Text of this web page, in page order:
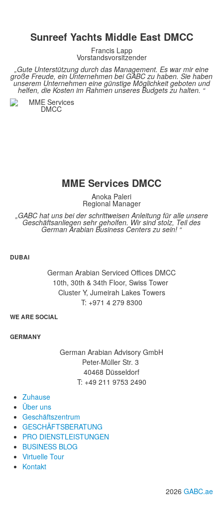
Sunreef Yachts Middle East DMCC
Francis Lapp
Vorstandsvorsitzender
„Gute Unterstützung durch das Management. Es war mir eine
große Freude, ein Unternehmen bei GABC zu haben. Sie haben
unserem Unternehmen eine günstige Möglichkeit geboten und
helfen, die Kosten im Rahmen unseres Budgets zu halten. “
MME Services DMCC
Anoka Paleri
Regional Manager
„GABC hat uns bei der schrittweisen Anleitung für alle unsere
Geschäftsanliegen sehr geholfen. Wir sind stolz, Teil des
German Arabian Business Centers zu sein! “
DUBAI
German Arabian Serviced Offices DMCC
10th, 30th & 34th Floor, Swiss Tower
Cluster Y, Jumeirah Lakes Towers
T: +971 4 279 8300
WE ARE SOCIAL
GERMANY
German Arabian Advisory GmbH
Peter-Müller Str. 3
40468 Düsseldorf
T: +49 211 9753 2490
Zuhause
Über uns
Geschäftszentrum
GESCHÄFTSBERATUNG
PRO DIENSTLEISTUNGEN
BUSINESS BLOG
Virtuelle Tour
Kontakt
2026 GABC.ae